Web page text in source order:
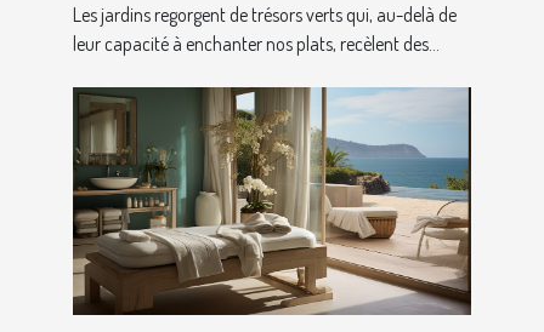
Les jardins regorgent de trésors verts qui, au-delà de
leur capacité à enchanter nos plats, recèlent des...